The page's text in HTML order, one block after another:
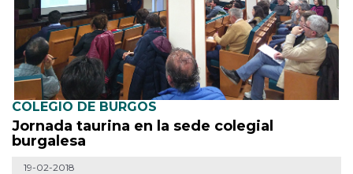
COLEGIO DE BURGOS
Jornada taurina en la sede colegial
burgalesa
19-02-2018